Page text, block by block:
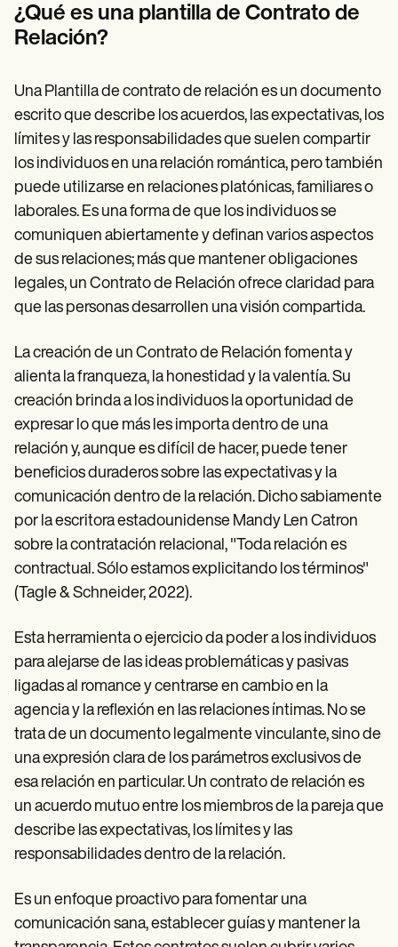
Help Center
Demos
Switch to Carepatron
Become a Partner
Why Carepatron?
Login
Get started
¿Qué es una plantilla de Contrato de
Relación?
Una Plantilla de contrato de relación es un documento
escrito que describe los acuerdos, las expectativas, los
límites y las responsabilidades que suelen compartir
los individuos en una relación romántica, pero también
puede utilizarse en relaciones platónicas, familiares o
laborales. Es una forma de que los individuos se
comuniquen abiertamente y definan varios aspectos
de sus relaciones; más que mantener obligaciones
legales, un Contrato de Relación ofrece claridad para
que las personas desarrollen una visión compartida.
La creación de un Contrato de Relación fomenta y
alienta la franqueza, la honestidad y la valentía. Su
creación brinda a los individuos la oportunidad de
expresar lo que más les importa dentro de una
relación y, aunque es difícil de hacer, puede tener
beneficios duraderos sobre las expectativas y la
comunicación dentro de la relación. Dicho sabiamente
por la escritora estadounidense Mandy Len Catron
sobre la contratación relacional, "Toda relación es
contractual. Sólo estamos explicitando los términos"
(Tagle & Schneider, 2022).
Esta herramienta o ejercicio da poder a los individuos
para alejarse de las ideas problemáticas y pasivas
ligadas al romance y centrarse en cambio en la
agencia y la reflexión en las relaciones íntimas. No se
trata de un documento legalmente vinculante, sino de
una expresión clara de los parámetros exclusivos de
esa relación en particular. Un contrato de relación es
un acuerdo mutuo entre los miembros de la pareja que
describe las expectativas, los límites y las
responsabilidades dentro de la relación.
Es un enfoque proactivo para fomentar una
comunicación sana, establecer guías y mantener la